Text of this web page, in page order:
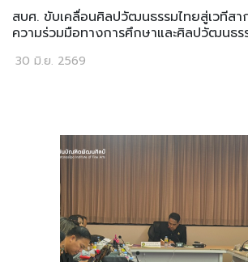
สบศ. ขับเคลื่อนศิลปวัฒนธรรมไทยสู่เวทีสา
ความร่วมมือทางการศึกษาและศิลปวัฒนธ
30 มิ.ย. 2569